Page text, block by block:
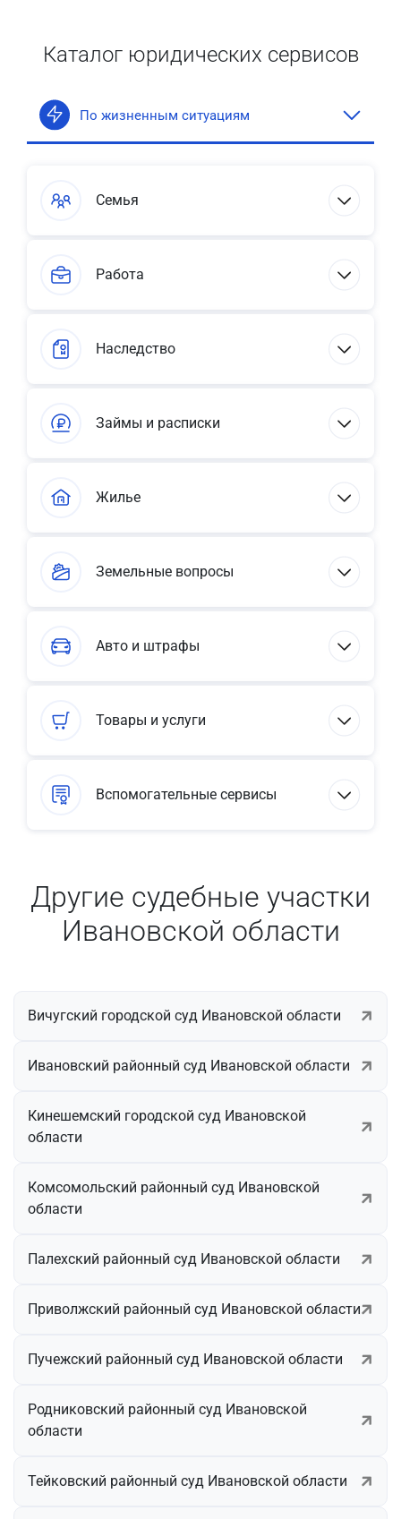
Каталог юридических сервисов
По жизненным ситуациям
Семья
Работа
Наследство
Займы и расписки
Жилье
Земельные вопросы
Авто и штрафы
Товары и услуги
Вспомогательные сервисы
Другие судебные участки
Ивановской области
Вичугский городской суд Ивановской области
Ивановский районный суд Ивановской области
Кинешемский городской суд Ивановской
области
Комсомольский районный суд Ивановской
области
Палехский районный суд Ивановской области
Приволжский районный суд Ивановской области
Пучежский районный суд Ивановской области
Родниковский районный суд Ивановской
области
Тейковский районный суд Ивановской области